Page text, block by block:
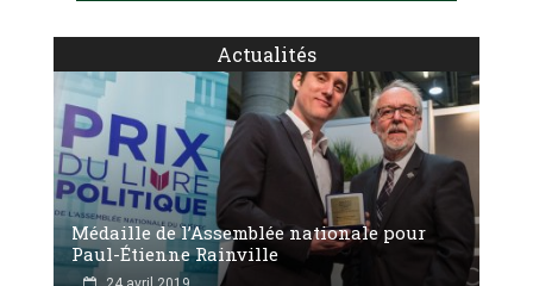
Actualités
Médaille de l’Assemblée nationale pour
Paul-Étienne Rainville